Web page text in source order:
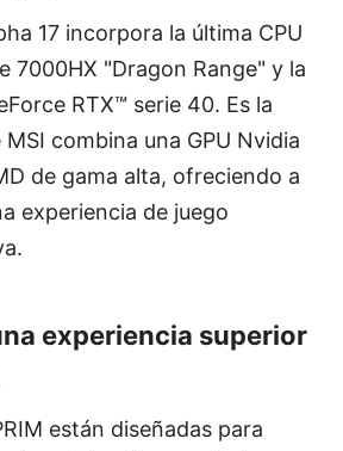
17 incorpora la última CPU
7000HX "Dragon Range" y la
RTX™ serie 40. Es la
combina una GPU Nvidia
de gama alta, ofreciendo a
experiencia de juego
experiencia superior
están diseñadas para